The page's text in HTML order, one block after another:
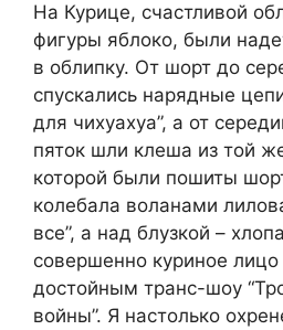
На Курице, счастливой
фигуры яблоко, были
в облипку. От шорт до
спускались нарядные
для чихуахуа”, а от
пяток шли клеша из той
которой были пошиты
колебала воланами
все”, а над блузкой –
совершенно куриное
достойным транс-шоу
войны”. Я настолько